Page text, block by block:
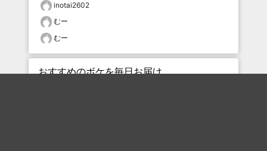
inotai2602
むー
むー
おすすめのボケを毎日お届け